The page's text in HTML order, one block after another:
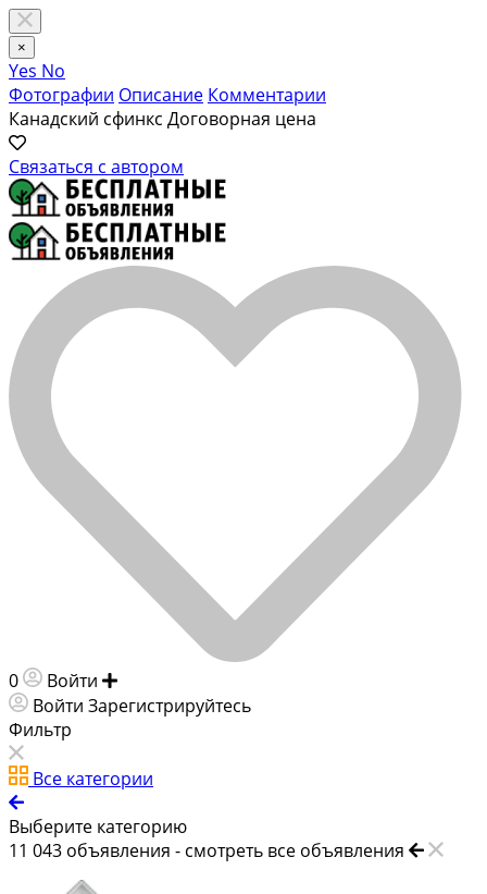
×
Yes No
Фотографии Описание Комментарии
Канадский сфинкс Договорная цена
Связаться с автором
0 Войти
Войти Зарегистрируйтесь
Фильтр
Все категории
Выберите категорию
11 043 объявления - смотреть все объявления